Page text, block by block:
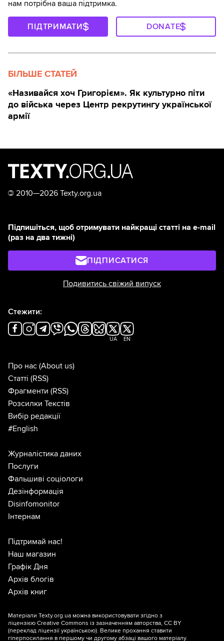
нам потрібна ваша підтримка.
ПІДТРИМАТИ DONATE
БІЛЬШЕ СТАТЕЙ
«Називайся хоч Григорієм». Як культурно піти
до війська через Центр рекрутингу української
армії
© 2010—2026 Texty.org.ua
Підпишіться, щоб отримувати найкращі статті на e-mail
(раз на два тижні)
ПІДПИСАТИСЯ
Подивитись свіжий випуск
Стежити:
UA EN
Про нас (About us)
Статті (RSS)
Фрагменти (RSS)
Розсилки Текстів
Вибір редакції
#English
Журналістика даних
Послуги
Фальшиві соціологи
Дезінформація
Disinfomonitor
Інтернам
Підтримай нас!
Наш магазин
Графік Дня
Архів блогів
Архів книг
Матеріали Texty.org.ua можна використовувати згідно з
ліцензією Creative Commons із зазначенням авторства, CC BY
(переклад ліцензії українською). Велике прохання ставити
гіперпосилання в першому чи другому абзаці вашого матеріалу.